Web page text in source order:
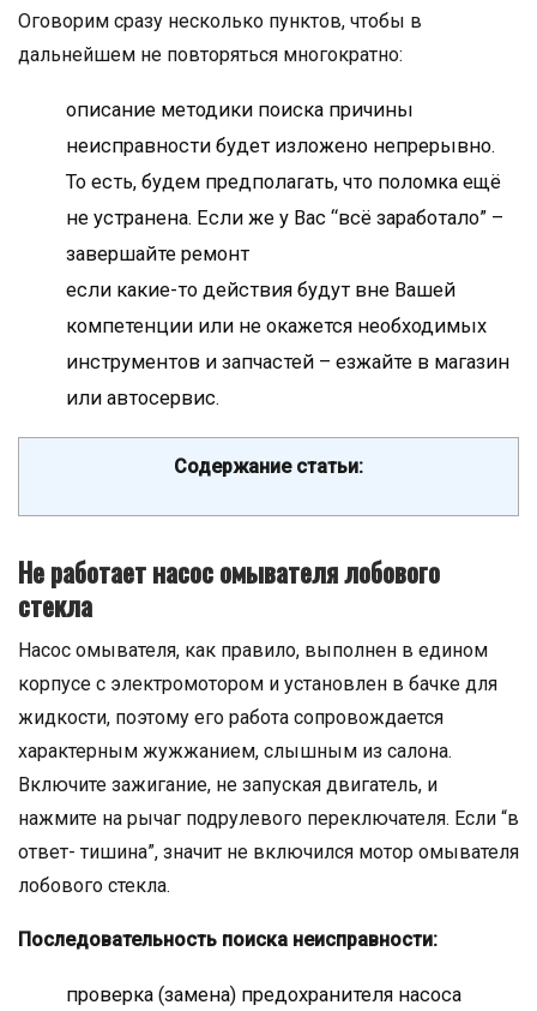
Оговорим сразу несколько пунктов, чтобы в
дальнейшем не повторяться многократно:
описание методики поиска причины
неисправности будет изложено непрерывно.
То есть, будем предполагать, что поломка ещё
не устранена. Если же у Вас “всё заработало” –
завершайте ремонт
если какие-то действия будут вне Вашей
компетенции или не окажется необходимых
инструментов и запчастей – езжайте в магазин
или автосервис.
Содержание статьи:
Не работает насос омывателя лобового
стекла
Насос омывателя, как правило, выполнен в едином
корпусе с электромотором и установлен в бачке для
жидкости, поэтому его работа сопровождается
характерным жужжанием, слышным из салона.
Включите зажигание, не запуская двигатель, и
нажмите на рычаг подрулевого переключателя. Если “в
ответ- тишина”, значит не включился мотор омывателя
лобового стекла.
Последовательность поиска неисправности:
проверка (замена) предохранителя насоса